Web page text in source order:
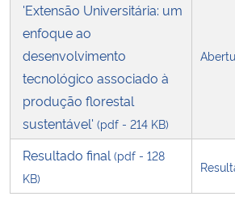
Secretaria-Geral
Secretaria de Governo
Gabinete de Segurança Institucional
Advocacia-Geral da União
'Extensão Universitária: um
enfoque ao
desenvolvimento
tecnológico associado à
produção florestal
sustentável' (pdf - 214 KB)
Resultado final (pdf - 128
KB)